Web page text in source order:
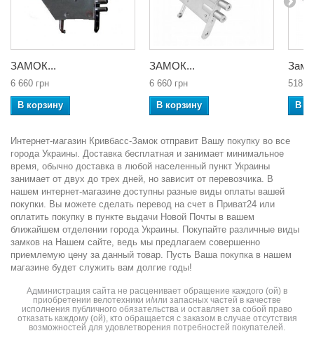
ЗАМОК...
6 660 грн
В корзину
ЗАМОК...
6 660 грн
В корзину
518
В
Интернет-магазин Кривбасс-Замок отправит Вашу покупку во все
города Украины. Доставка бесплатная и занимает минимальное
время, обычно доставка в любой населенный пункт Украины
занимает от двух до трех дней, но зависит от перевозчика. В
нашем интернет-магазине доступны разные виды оплаты вашей
покупки. Вы можете сделать перевод на счет в Приват24 или
оплатить покупку в пункте выдачи Новой Почты в вашем
ближайшем отделении города Украины. Покупайте различные виды
замков на Нашем сайте, ведь мы предлагаем совершенно
приемлемую цену за данный товар. Пусть Ваша покупка в нашем
магазине будет служить вам долгие годы!
Администрация сайта не расценивает обращение каждого (ой) в
приобретении велотехники и/или запасных частей в качестве
исполнения публичного обязательства и оставляет за собой право
отказать каждому (ой), кто обращается с заказом в случае отсутствия
возможностей для удовлетворения потребностей покупателей.